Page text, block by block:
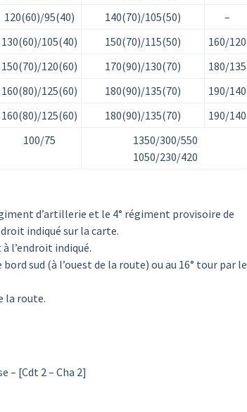
120(60)/95(40) 140(70)/105(50)
–
130(60)/105(40) 150(70)/115(50)
160/120
150(70)/120(60) 170(90)/130(70)
180/135
160(80)/125(60) 180(90)/135(70)
190/140
160(80)/125(60) 180(90)/135(70)
190/140
100/75
1350/300/550
1050/230/420
d’artillerie et le 4° régiment provisoire de
indiqué sur la carte.
l’endroit indiqué.
sud (à l’ouest de la route) ou au 16° tour par le
la route.
– [Cdt 2 – Cha 2]